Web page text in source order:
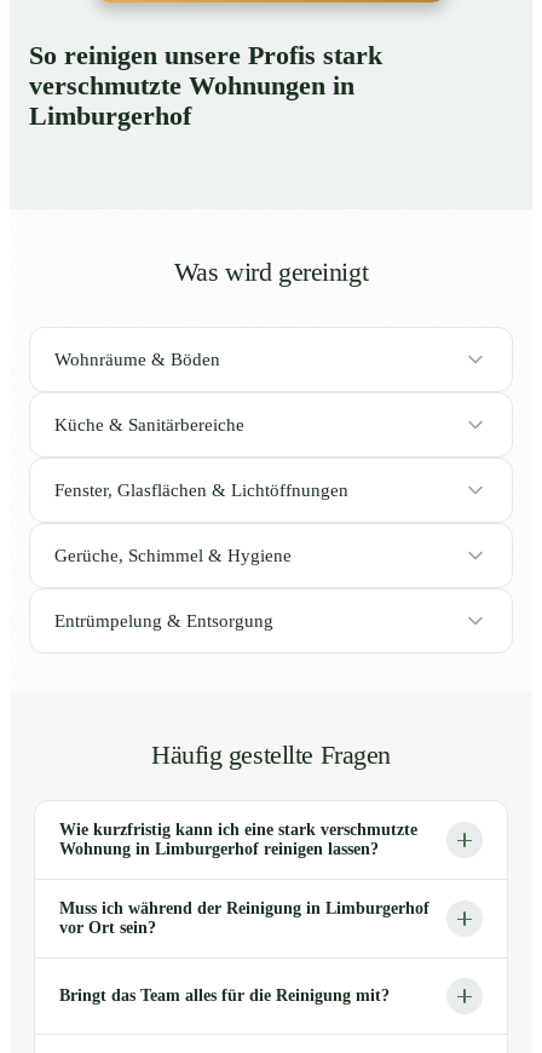
So reinigen unsere Profis stark
verschmutzte Wohnungen in
Limburgerhof
Was wird gereinigt
Wohnräume & Böden
Küche & Sanitärbereiche
Fenster, Glasflächen & Lichtöffnungen
Gerüche, Schimmel & Hygiene
Entrümpelung & Entsorgung
Häufig gestellte Fragen
Wie kurzfristig kann ich eine stark verschmutzte
Wohnung in Limburgerhof reinigen lassen?
Muss ich während der Reinigung in Limburgerhof
vor Ort sein?
Bringt das Team alles für die Reinigung mit?